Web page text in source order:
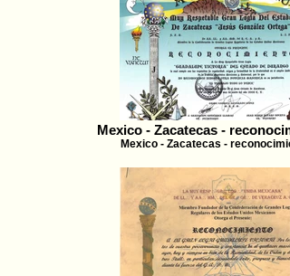
Mexico - Zacatecas -
Mexico - Zacatecas -